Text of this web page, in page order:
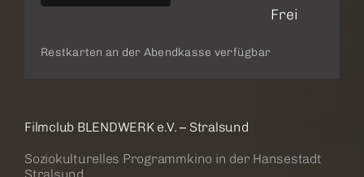
Frei
Restkarten an der Abendkasse verfügbar
Filmclub BLENDWERK e.V. – Stralsund
Soziokulturelles Programmkino in der Hansestadt